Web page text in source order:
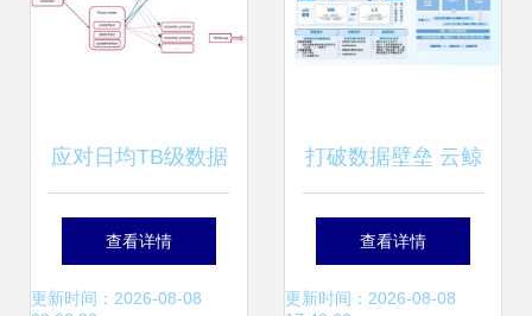
应对日均TB级数据
量挑战 金山云选用
Pulsar重构日志服
查看详情
更新时间：2026-08-08
打破数据壁垒 云鲸
携手帆软BI系统优
化用户体验与营销
查看详情
更新时间：2026-08-08